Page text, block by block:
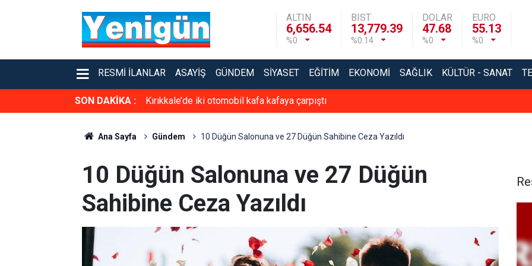
ALTIN
6,656.54
%0
BIST
13,779.39
%0.14
DOLAR
47.68
%0
EURO
55.13
%0
RESMI İLANLAR ASAYIŞ GÜNDEM SIYASET EĞITIM EKONOMI SAĞLIK KÜLTÜR - SANAT
SON DAKİKA : Kırıkkale’de iki otomobil kafa kafaya çarpıştı
Ana Sayfa Gündem 10 Düğün Salonuna ve 27 Düğün Sahibine Ceza Yazıldı
10 Düğün Salonuna ve 27 Düğün
Sahibine Ceza Yazıldı